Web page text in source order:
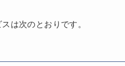
は次のとおりです。